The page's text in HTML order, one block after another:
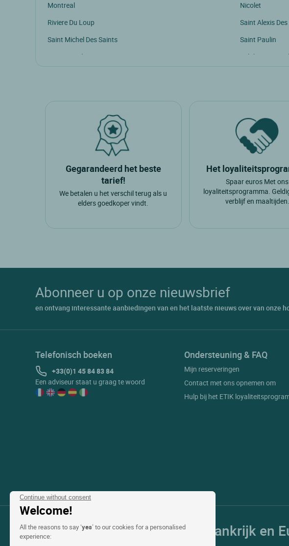
Continue without consent
Welcome!
All the reasons to say ‘yes’ to our cookies for a personalised
experience:
Montreal
Nicolet
Riviere Du Loup
Saint Alexis
Saint Michel Des Saints
Saint Paulin
Sainte Emelie De L Energie
Salaberry De
Gegarandeerd het beste
tarief!
We betalen u het verschil terug als u
elders goedkoper vindt.
Het
Spaar euros Met ons
loyaliteitsprogramma.
verblijf en maaltijden.
Abonneer u op onze nieuwsbrief
en ontvang interessante aanbiedingen van en het laatste nieuws over van onze
Telefonisch boeken
+33(0)1 45 84 83 84
Een adviseur staat u graag te woord
Ondersteuning & FAQ
Mijn reserveringen
Contact met ons opnemen om
Hulp bij het ETIK
Onze selectie van hotels in Frankrijk en